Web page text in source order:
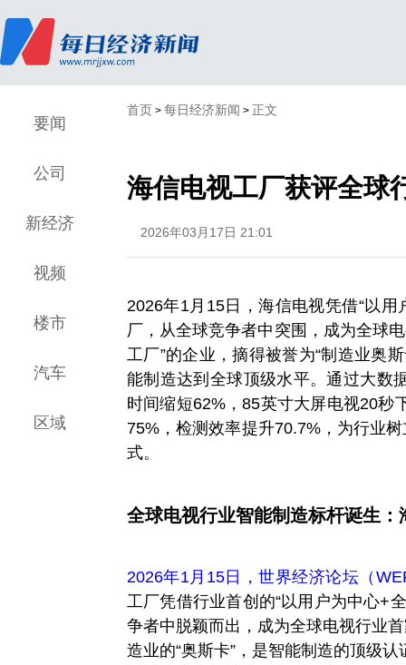
要闻
公司
新经济
视频
楼市
汽车
区域
首页 > 每日经济新闻 > 正文
海信电视工厂获评全球
2026年03月17日 21:01
2026年1月15日，海信电视凭借“以用
厂，从全球竞争者中突围，成为全球
工厂”的企业，摘得被誉为“制造业奥
能制造达到全球顶级水平。通过大数
时间缩短62%，85英寸大屏电视20秒
75%，检测效率提升70.7%，为行业
式。
全球电视行业智能制造标杆诞生
2026年1月15日，世界经济论坛（
工厂凭借行业首创的“以用户为中心+
争者中脱颖而出，成为全球电视行业
造业的“奥斯卡”，是智能制造的顶级